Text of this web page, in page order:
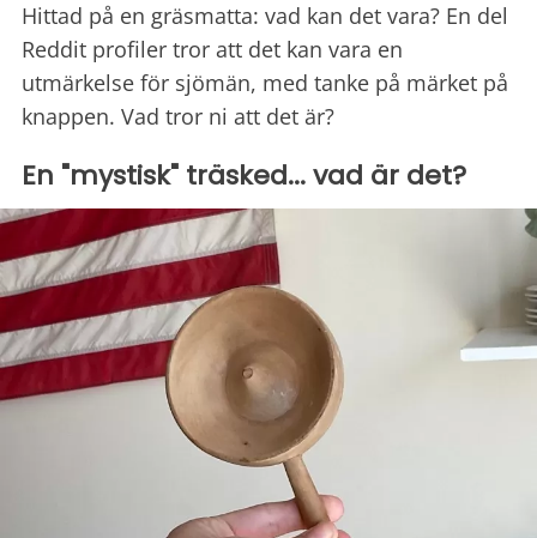
Hittad på en gräsmatta: vad kan det vara? En del
Reddit profiler tror att det kan vara en
utmärkelse för sjömän, med tanke på märket på
knappen. Vad tror ni att det är?
En "mystisk" träsked... vad är det?